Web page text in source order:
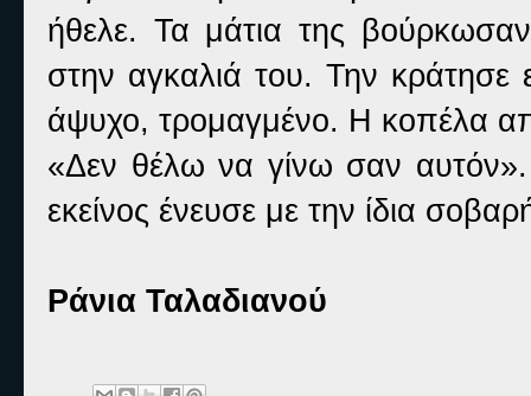
ήθελε. Τα μάτια της
στην αγκαλιά του. Την κράτησε
άψυχο, τρομαγμένο. Η κοπέλα
«Δεν θέλω να γίνω σαν
εκείνος ένευσε με την ίδια
Ράνια Ταλαδιανού